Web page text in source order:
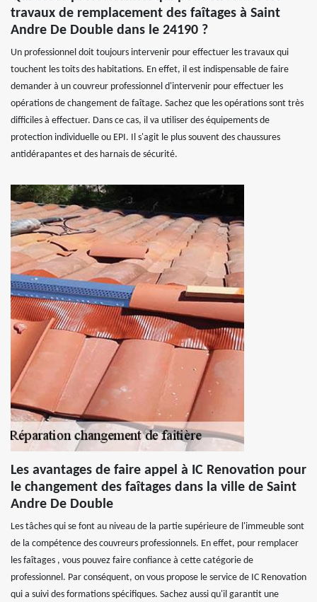
travaux de remplacement des faîtages à Saint
Andre De Double dans le 24190 ?
Un professionnel doit toujours intervenir pour effectuer les travaux qui
touchent les toits des habitations. En effet, il est indispensable de faire
demander à un couvreur professionnel d'intervenir pour effectuer les
opérations de changement de faîtage. Sachez que les opérations sont très
difficiles à effectuer. Dans ce cas, il va utiliser des équipements de
protection individuelle ou EPI. Il s'agit le plus souvent des chaussures
antidérapantes et des harnais de sécurité.
Les avantages de faire appel à IC Renovation pour
le changement des faîtages dans la ville de Saint
Andre De Double
Les tâches qui se font au niveau de la partie supérieure de l'immeuble sont
de la compétence des couvreurs professionnels. En effet, pour remplacer
les faîtages , vous pouvez faire confiance à cette catégorie de
professionnel. Par conséquent, on vous propose le service de IC Renovation
qui a suivi des formations spécifiques. Sachez aussi qu'il garantit une